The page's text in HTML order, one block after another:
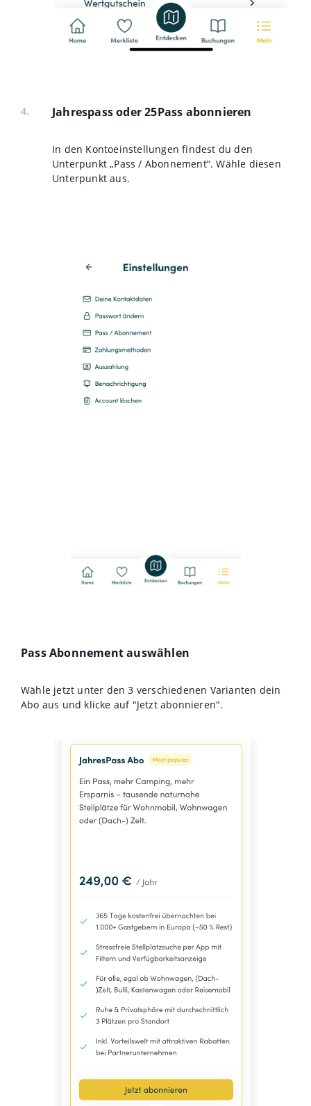
Jahrespass oder 25Pass abonnieren
In den Kontoeinstellungen findest du den
Unterpunkt „Pass / Abonnement“. Wähle diesen
Unterpunkt aus.
Pass Abonnement auswählen
Wähle jetzt unter den 3 verschiedenen Varianten dein
Abo aus und klicke auf "Jetzt abonnieren".